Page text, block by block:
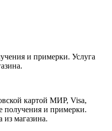
и примерки. Услуга
картой МИР, Visa,
получения и примерки.
из магазина.